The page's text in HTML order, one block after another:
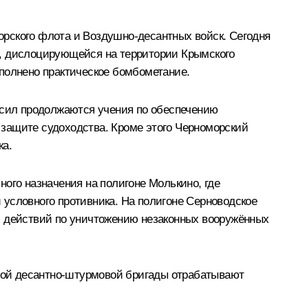
флота и Воздушно-десантных войск. Сегодня
дислоцирующейся на территории Крымского
практическое бомбометание.
продолжаются учения по обеспечению
судоходства. Кроме этого Черноморский
назначения на полигоне Молькино, где
противника. На полигоне Серноводское
по уничтожению незаконных вооружённых
десантно-штурмовой бригады отрабатывают